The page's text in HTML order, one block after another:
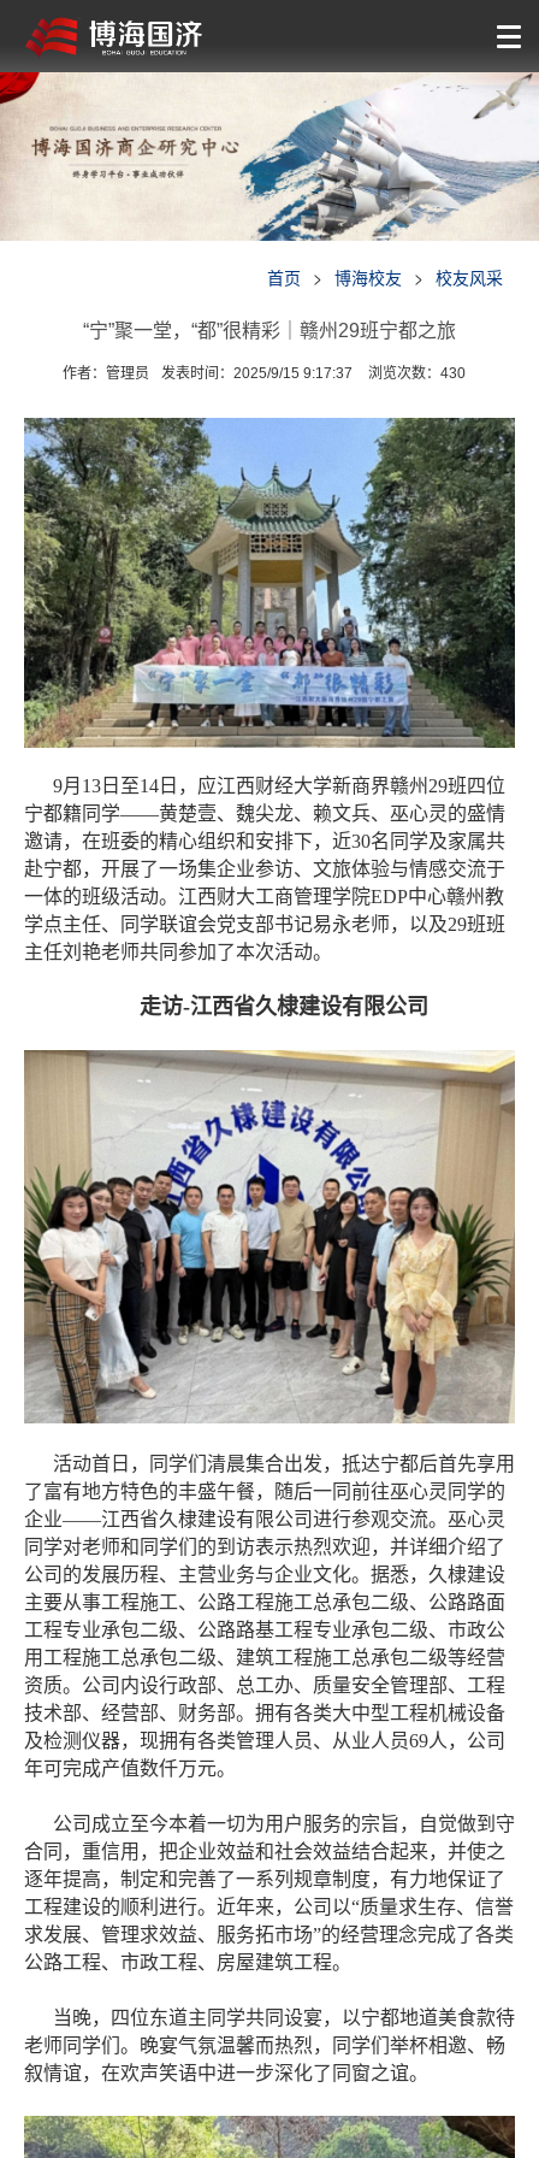
首页 > 博海校友 > 校友风采
“宁”聚一堂，“都”很精彩｜赣州29班宁都之旅
作者：管理员 发表时间：2025/9/15 9:17:37 浏览次数： 430
9月13日至14日，应江西财经大学新商界赣州29班四位
宁都籍同学——黄楚壹、魏尖龙、赖文兵、巫心灵的盛情
邀请，在班委的精心组织和安排下，近30名同学及家属共
赴宁都，开展了一场集企业参访、文旅体验与情感交流于
一体的班级活动。江西财大工商管理学院EDP中心赣州教
学点主任、同学联谊会党支部书记易永老师，以及29班班
主任刘艳老师共同参加了本次活动。
走访-江西省久棣建设有限公司
活动首日，同学们清晨集合出发，抵达宁都后首先享用
了富有地方特色的丰盛午餐，随后一同前往巫心灵同学的
企业——江西省久棣建设有限公司进行参观交流。巫心灵
同学对老师和同学们的到访表示热烈欢迎，并详细介绍了
公司的发展历程、主营业务与企业文化。据悉，久棣建设
主要从事工程施工、公路工程施工总承包二级、公路路面
工程专业承包二级、公路路基工程专业承包二级、市政公
用工程施工总承包二级、建筑工程施工总承包二级等经营
资质。公司内设行政部、总工办、质量安全管理部、工程
技术部、经营部、财务部。拥有各类大中型工程机械设备
及检测仪器，现拥有各类管理人员、从业人员69人，公司
年可完成产值数仟万元。
公司成立至今本着一切为用户服务的宗旨，自觉做到守
合同，重信用，把企业效益和社会效益结合起来，并使之
逐年提高，制定和完善了一系列规章制度，有力地保证了
工程建设的顺利进行。近年来，公司以“质量求生存、信誉
求发展、管理求效益、服务拓市场”的经营理念完成了各类
公路工程、市政工程、房屋建筑工程。
当晚，四位东道主同学共同设宴，以宁都地道美食款待
老师同学们。晚宴气氛温馨而热烈，同学们举杯相邀、畅
叙情谊，在欢声笑语中进一步深化了同窗之谊。